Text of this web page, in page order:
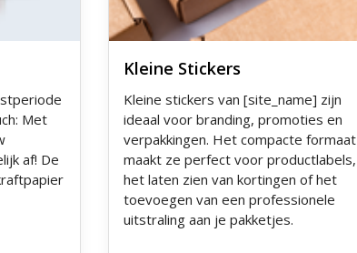
Met
af! De
Kleine Stickers
Kleine stickers van [site_name] zijn
ideaal voor branding, promoties en
verpakkingen. Het compacte formaat
maakt ze perfect voor productlabels,
het laten zien van kortingen of het
toevoegen van een professionele
uitstraling aan je pakketjes.